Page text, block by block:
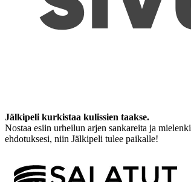
Jälkipeli kurkistaa kulissien taakse.
Nostaa esiin urheilun arjen sankareita ja
ehdotuksesi, niin Jälkipeli tulee paikalle!